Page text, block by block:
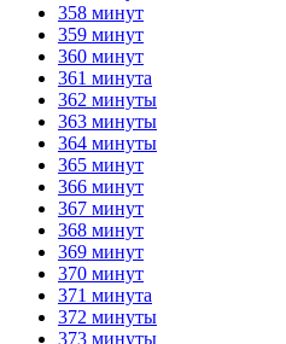
358 минут
359 минут
360 минут
361 минута
362 минуты
363 минуты
364 минуты
365 минут
366 минут
367 минут
368 минут
369 минут
370 минут
371 минута
372 минуты
373 минуты